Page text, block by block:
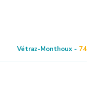
Vétraz-Monthoux - 74